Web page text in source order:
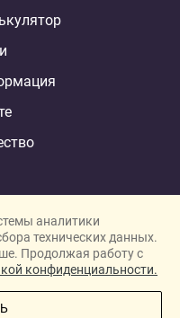
аналитики
технических данных.
Продолжая работу с
конфиденциальности.